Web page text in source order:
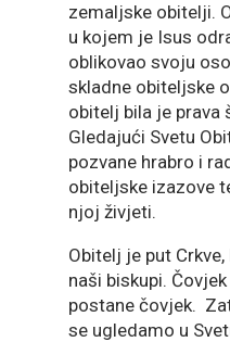
zemaljske obitelji.
u kojem je Isus
oblikovao svoju
skladne obiteljske
obitelj bila je prava
Gledajući Svetu
pozvane hrabro i
obiteljske izazove
njoj živjeti.
Obitelj je put
naši biskupi.
postane čovjek.
se ugledamo u